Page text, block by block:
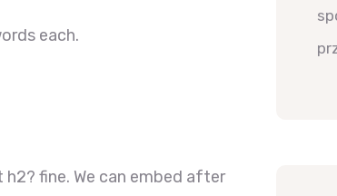
each.
fine. We can embed after